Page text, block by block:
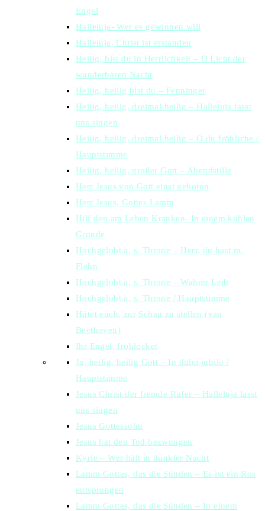
Engel
Halleluja- Wer es gewinnen will
Halleluja, Christ ist erstanden
Heilig, bist du in Herrlichkeit – O Licht der
wunderbaren Nacht
Heilig, heilig bist du – Fenninger
Heilig, heilig, dreimal heilig – Halleluja lasst
uns singen
Heilig, heilig, dreimal heilig – O du fröhliche /
Hauptstimme
Heilig, heilig, großer Gott – Abendstille
Herr Jesus von Gott einst geboren
Herr Jesus, Gottes Lamm
Hilf den am Leben Kranken- In einem kühlen
Grunde
Hochgelobt a. s. Throne – Herr, du hast m.
Flehn
Hochgelobt a. s. Throne – Wahrer Leib
Hochgelobt a. s. Throne / Hauptstimme
Hütet euch, zur Schau zu stellen (van
Beethoven)
Ihr Engel, frohlocket
Ja, heilig, heilig Gott – In dulci jubilo /
Hauptstimme
Jesus Christ der fremde Rufer – Halleluja lasst
uns singen
Jesus Gottessohn
Jesus hat den Tod bezwungen
Kyrie – Wer hält in dunkler Nacht
Lamm Gottes, das die Sünden – Es ist ein Ros
entsprungen
Lamm Gottes, das die Sünden – In einem